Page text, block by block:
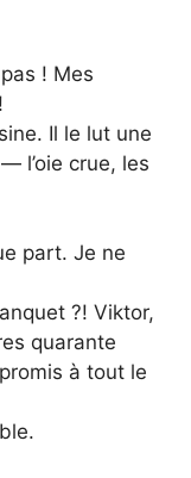
! Mes
Il le lut une
l’oie crue, les
part. Je ne
?! Viktor,
quarante
à tout le